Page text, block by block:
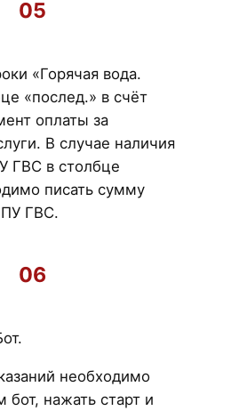
05
«Горячая вода.
«послед.» в счёт
оплаты за
В случае наличия
ГВС в столбце
писать сумму
ГВС.
06
необходимо
бот, нажать старт и